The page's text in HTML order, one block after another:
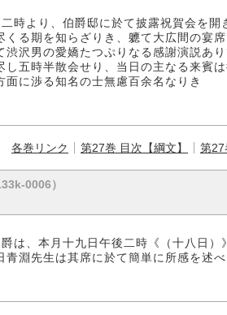
より、伯爵邸に於て披露祝賀会を開
る期を知らざりき、軈て大広間の宴
沢男の愛嬌たつぷりなる感謝演説あ
五時半散会せり、当日の主なる来賓
に渉る知名の士無慮百余名なりき
各巻リンク 第27巻 目次【綱文】 第27
0006）
、本月十九日午後二時《（十八日）
淵先生は其席に於て簡単に所感を述べ